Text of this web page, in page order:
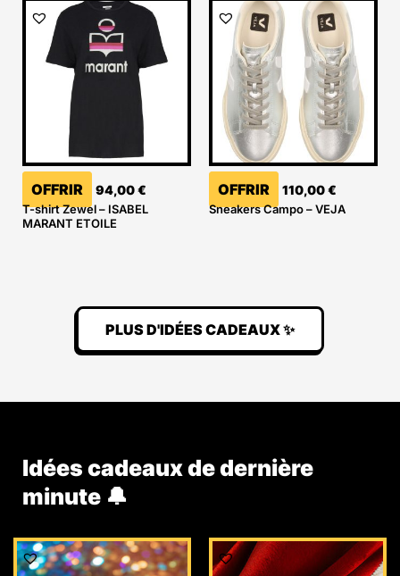
OFFRIR 94,00€
T-shirt Zewel – ISABEL
MARANT ETOILE
OFFRIR 110,00€
Sneakers Campo – VEJA
PLUS D'IDÉES CADEAUX ✨
Idées cadeaux de dernière
minute 🔔